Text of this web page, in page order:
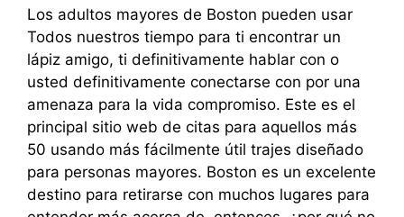
Los adultos mayores de Boston pueden usar
Todos nuestros tiempo para ti encontrar un
lápiz amigo, ti definitivamente hablar con o
usted definitivamente conectarse con por una
amenaza para la vida ​​compromiso. Este es el
principal sitio web de citas para aquellos más
50 usando más fácilmente útil trajes diseñado
para personas mayores. Boston es un excelente
destino para retirarse con muchos lugares para